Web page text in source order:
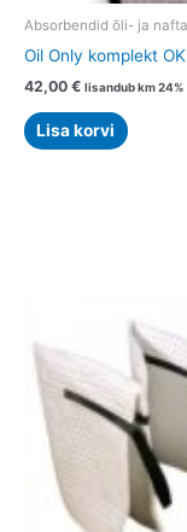
Absorbendid õli- ja
Oil Only komplekt
42,00 € lisandub km 24%
Lisa korvi